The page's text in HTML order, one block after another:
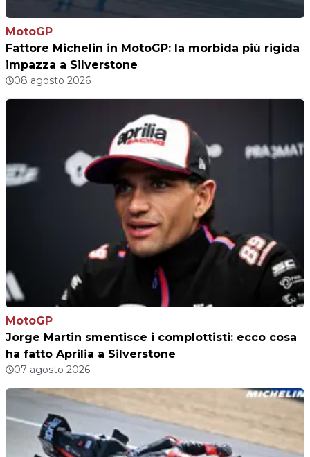
MotoGP
Fattore Michelin in MotoGP: la morbida più rigida
impazza a Silverstone
08 agosto 2026
MotoGP
Jorge Martin smentisce i complottisti: ecco cosa
ha fatto Aprilia a Silverstone
07 agosto 2026